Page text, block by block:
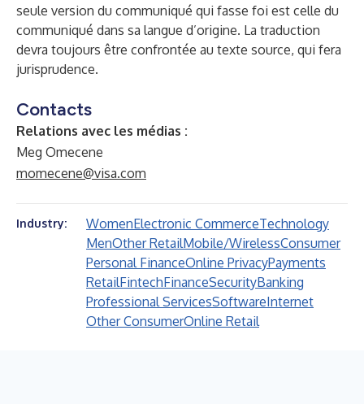
seule version du communiqué qui fasse foi est celle du
communiqué dans sa langue d’origine. La traduction
devra toujours être confrontée au texte source, qui fera
jurisprudence.
Contacts
Relations avec les médias :
Meg Omecene
momecene@visa.com
Industry: WomenElectronic CommerceTechnology
MenOther RetailMobile/WirelessConsumer
Personal FinanceOnline PrivacyPayments
RetailFintechFinanceSecurityBanking
Professional ServicesSoftwareInternet
Other ConsumerOnline Retail